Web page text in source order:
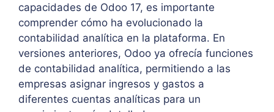
capacidades de Odoo 17, es importante
comprender cómo ha evolucionado la
contabilidad analítica en la plataforma. En
versiones anteriores, Odoo ya ofrecía funciones
de contabilidad analítica, permitiendo a las
empresas asignar ingresos y gastos a
diferentes cuentas analíticas para un